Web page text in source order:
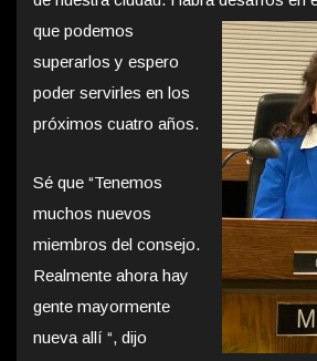
que podemos
superarlos y espero
poder servirles en los
próximos cuatro años.
Sé que “Tenemos
muchos nuevos
miembros del consejo.
Realmente ahora hay
gente mayormente
nueva allí “, dijo